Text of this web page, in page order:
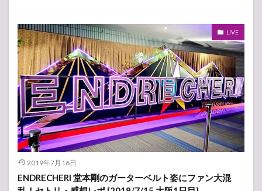
LIVE
2019年7月16日
ENDRECHERI 堂本剛のガーターベルト姿にファン大混